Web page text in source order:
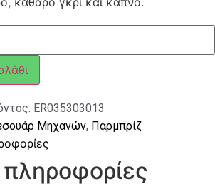
ER035303013
Μηχανών, Παρμπρίζ